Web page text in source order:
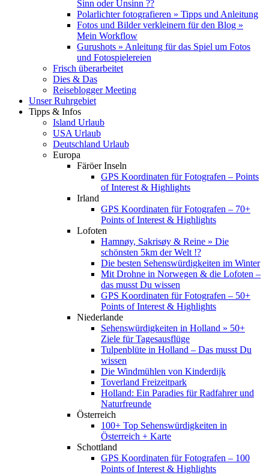
Sinn oder Unsinn ??
Polarlichter fotografieren » Tipps und Anleitung
Fotos und Bilder verkleinern für den Blog »
Mein Workflow
Gurushots » Anleitung für das Spiel um Fotos
und Fotospielereien
Frisch überarbeitet
Dies & Das
Reiseblogger Meeting
Unser Ruhrgebiet
Tipps & Infos
Island Urlaub
USA Urlaub
Deutschland Urlaub
Europa
Färöer Inseln
GPS Koordinaten für Fotografen – Points
of Interest & Highlights
Irland
GPS Koordinaten für Fotografen – 70+
Points of Interest & Highlights
Lofoten
Hamnøy, Sakrisøy & Reine » Die
schönsten 5km der Welt !?
Die besten Sehenswürdigkeiten im Winter
Mit Drohne in Norwegen & die Lofoten –
das musst Du wissen
GPS Koordinaten für Fotografen – 50+
Points of Interest & Highlights
Niederlande
Sehenswürdigkeiten in Holland » 50+
Ziele für Tagesausflüge
Tulpenblüte in Holland – Das musst Du
wissen
Die Windmühlen von Kinderdijk
Toverland Freizeitpark
Holland: Ein Paradies für Radfahrer und
Naturfreunde
Österreich
100+ Top Sehenswürdigkeiten in
Österreich + Karte
Schottland
GPS Koordinaten für Fotografen – 100
Points of Interest & Highlights